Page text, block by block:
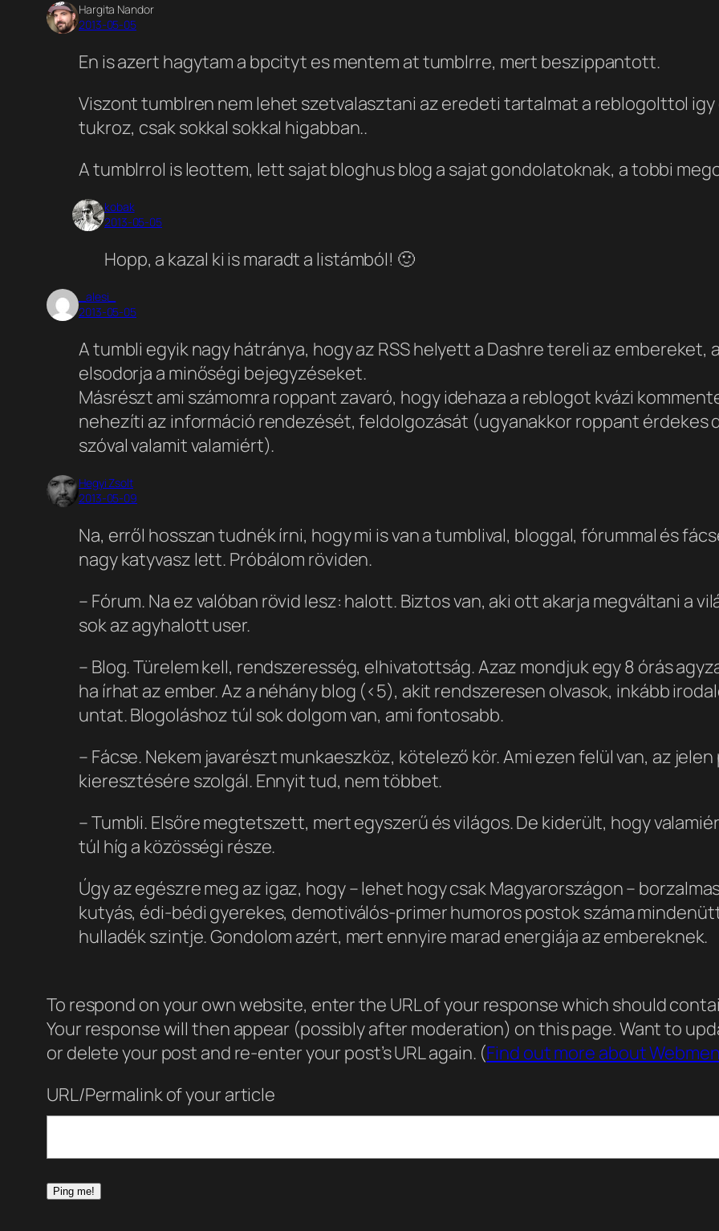
Hargita Nandor
2013-05-05
En is azert hagytam a bpcityt es mentem at tumblrre, mert beszippantott.
Viszont tumblren nem lehet szetvalasztani az eredeti tartalmat a reblogolttol
tukroz, csak sokkal sokkal higabban..
A tumblrrol is leottem, lett sajat bloghus blog a sajat gondolatoknak, a tobbi
kobak
2013-05-05
Hopp, a kazal ki is maradt a listámból! 🙂
_alesi_
2013-05-05
A tumbli egyik nagy hátránya, hogy az RSS helyett a Dashre tereli az embereket,
elsodorja a minőségi bejegyzéseket.
Másrészt ami számomra roppant zavaró, hogy idehaza a reblogot kvázi
nehezíti az információ rendezését, feldolgozását (ugyanakkor roppant érdekes
szóval valamit valamiért).
Hegyi Zsolt
2013-05-09
Na, erről hosszan tudnék írni, hogy mi is van a tumblival, bloggal, fórummal és
nagy katyvasz lett. Próbálom röviden.
– Fórum. Na ez valóban rövid lesz: halott. Biztos van, aki ott akarja megváltani a
sok az agyhalott user.
– Blog. Türelem kell, rendszeresség, elhivatottság. Azaz mondjuk egy 8 órás
ha írhat az ember. Az a néhány blog (<5), akit rendszeresen olvasok, inkább
untat. Blogoláshoz túl sok dolgom van, ami fontosabb.
– Fácse. Nekem javarészt munkaeszköz, kötelező kör. Ami ezen felül van, az
kieresztésére szolgál. Ennyit tud, nem többet.
– Tumbli. Elsőre megtetszett, mert egyszerű és világos. De kiderült, hogy
túl híg a közösségi része.
Úgy az egészre meg az igaz, hogy – lehet hogy csak Magyarországon –
kutyás, édi-bédi gyerekes, demotiválós-primer humoros postok száma
hulladék szintje. Gondolom azért, mert ennyire marad energiája az embereknek.
To respond on your own website, enter the URL of your response which should
Your response will then appear (possibly after moderation) on this page. Want to
or delete your post and re-enter your post’s URL again. (Find out more about
URL/Permalink of your article